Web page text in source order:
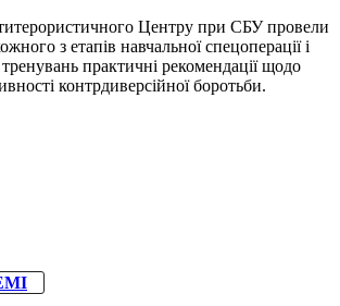
Центру при СБУ провели
з етапів навчальної спецоперації і
практичні рекомендації щодо
контрдиверсійної боротьби.